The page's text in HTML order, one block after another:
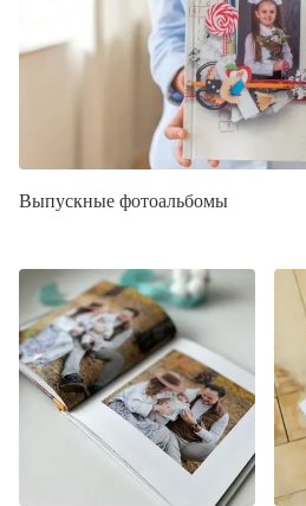
Выпускные фотоальбомы